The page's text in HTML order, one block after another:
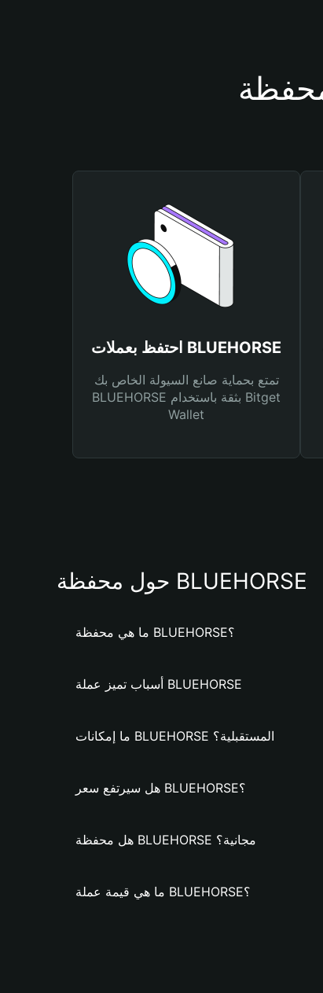
احتفظ بعملات BLUEHORSE
تمتع بحماية صانع السيولة الخاص بك
BLUEHORSE بثقة باستخدام Bitget
Wallet
حول محفظة BLUEHORSE
ما هي محفظة BLUEHORSE؟
أسباب تميز عملة BLUEHORSE
ما إمكانات BLUEHORSE المستقبلية؟
هل سيرتفع سعر BLUEHORSE؟
هل محفظة BLUEHORSE مجانية؟
ما هي قيمة عملة BLUEHORSE؟